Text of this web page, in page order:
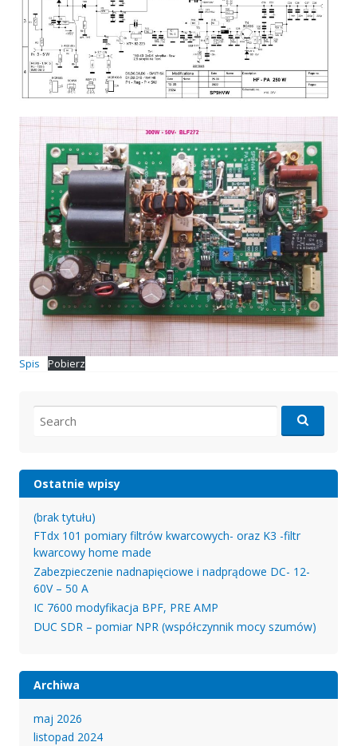
Spis Pobierz
for:
Ostatnie wpisy
(brak tytułu)
FTdx 101 pomiary filtrów kwarcowych- oraz K3 -filtr
kwarcowy home made
Zabezpieczenie nadnapięciowe i nadprądowe DC- 12-
60V – 50 A
IC 7600 modyfikacja BPF, PRE AMP
DUC SDR – pomiar NPR (współczynnik mocy szumów)
Archiwa
maj 2026
listopad 2024